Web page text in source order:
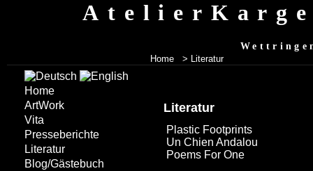
Home > Literatur
Literatur
Plastic Footprints
Un Chien Andalou
Poems For One
Home
ArtWork
Vita
Presseberichte
Literatur
Blog/Gästebuch